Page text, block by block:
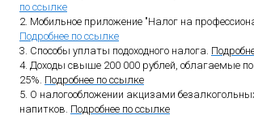
по ссылке
2. Мобильное приложение "Налог на
Подробнее по ссылке
3. Способы уплаты подоходного налога.
4. Доходы свыше 200 000 рублей, облагаемые
25%. Подробнее по ссылке
5. О налогообложении акцизами
напитков. Подробнее по ссылке